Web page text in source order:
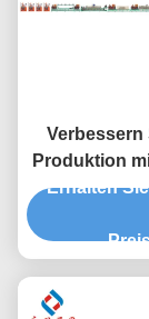
Verbessern
Produktion
Erhalten